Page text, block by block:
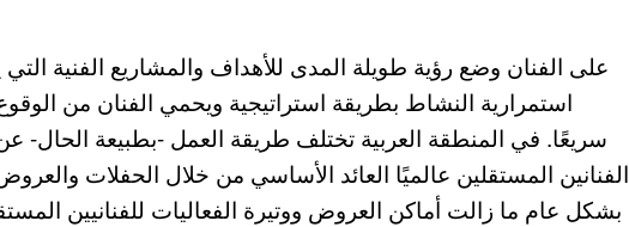
استمرارية النشاط بطريقة استراتيجية ويحمي الفنان من
سريعًا. في المنطقة العربية تختلف طريقة العمل -بطبيعة الحال-
الفنانين المستقلين عالميًا العائد الأساسي من خلال الحفلات
بشكل عام ما زالت أماكن العروض ووتيرة الفعاليات للفنانيين